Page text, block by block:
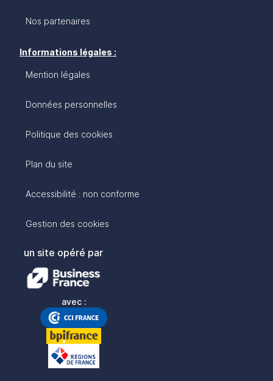
Nos partenaires
Informations légales :
Mention légales
Données personnelles
Politique des cookies
Plan du site
Accessibilité : non conforme
Gestion des cookies
un site opéré par
avec :